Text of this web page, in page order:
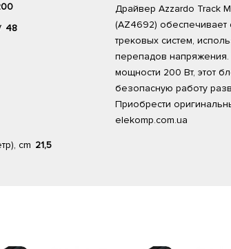
48
cm 21,5
Драйвер Azzardo Track
(AZ4692) обеспечивает
трековых систем,
перепадов
мощности 200 Вт, этот
безопасную работу
Приобрести
elekomp.com.ua